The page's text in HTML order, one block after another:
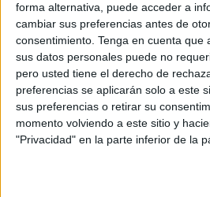
forma alternativa, puede acceder a
cambiar sus preferencias antes de
consentimiento. Tenga en cuenta que
sus datos personales puede no
pero usted tiene el derecho de
preferencias se aplicarán solo a este
sus preferencias o retirar su
momento volviendo a este sitio y
"Privacidad" en la parte inferior de la
jardín,letras,maestras, maestros,
manualidadesconniños,
manualidadesinfantiles,
tutorial